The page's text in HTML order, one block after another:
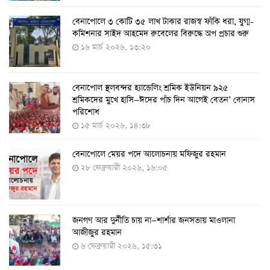
১১ আগস্ট থেকে পরীক্ষামূলকভাবে শুরু শিশুদের করোনা টিকা
দেওয়া
৭ আগস্ট ২০২২, ১৩:৫৩
করোনায় ৫ জনের মৃত্যু, শনাক্ত ৬২৬
২৭ জুলাই ২০২২, ১৭:৩৮
দেশে করোনায় শনাক্তের সংখ্যা ২০ লাখ ছাড়াল
২১ জুলাই ২০২২, ১৭:৫৪
করোনায় একদিনে মৃত্যু ও শনাক্ত বেড়েছে
১৮ জুলাই ২০২২, ১৯:০৪
বেনাপোলে ৩ কোটি ৩৫ লাখ টাকার রাজস্ব ফাঁকি ধরা, যুগ্ম-
কমিশনার সাইদ আহমেদ রুবেলের বিরুদ্ধে অপ প্রচার শুরু
১৬ মার্চ ২০২৬, ১৩:২০
বেনাপোল স্থলবন্দর হ্যান্ডেলিং শ্রমিক ইউনিয়ন ৯২৫
শ্রমিকদের মুখে হাসি—ঈদের পাঁচ দিন আগেই বেতন’ বোনাস
পরিশোধ
১৫ মার্চ ২০২৬, ১৪:৩৮
বেনাপোলে মেয়র পদে আলোচনায় মফিজুর রহমান
২৮ ফেব্রুয়ারী ২০২৬, ১৬:০৫
জনগণ আর দুর্নীতি চায় না—শার্শার জনসভায় মাওলানা
আজীজুর রহমান
৬ ফেব্রুয়ারী ২০২৬, ১৫:৩১